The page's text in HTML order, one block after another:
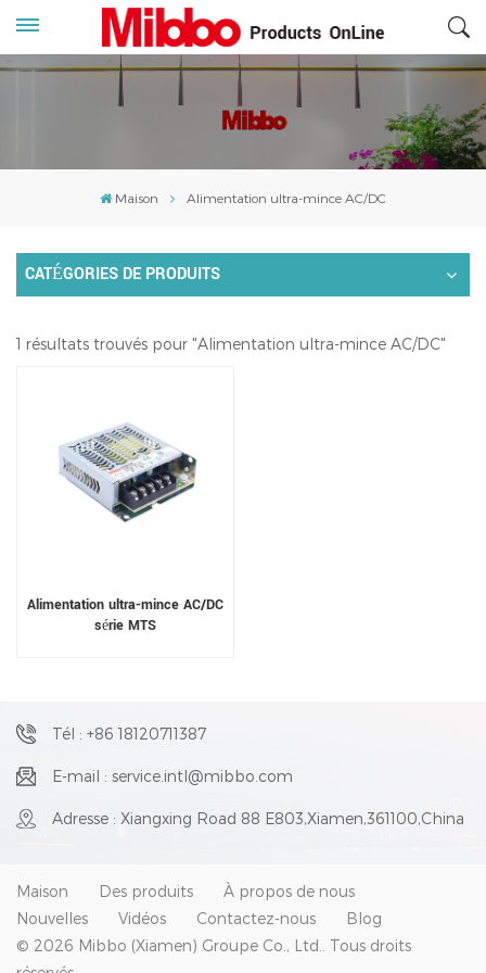
Maison Alimentation ultra-mince AC/DC
CATÉGORIES DE PRODUITS
1 résultats trouvés pour "Alimentation ultra-mince AC/DC"
Alimentation ultra-mince AC/DC
série MTS
Tél : +86 18120711387
E-mail : service.intl@mibbo.com
Adresse : Xiangxing Road 88 E803,Xiamen,361100,China
Maison Des produits
À propos de nous
Nouvelles
Vidéos Contactez-nous
Blog
© 2026 Mibbo (Xiamen) Groupe Co., Ltd.. Tous droits